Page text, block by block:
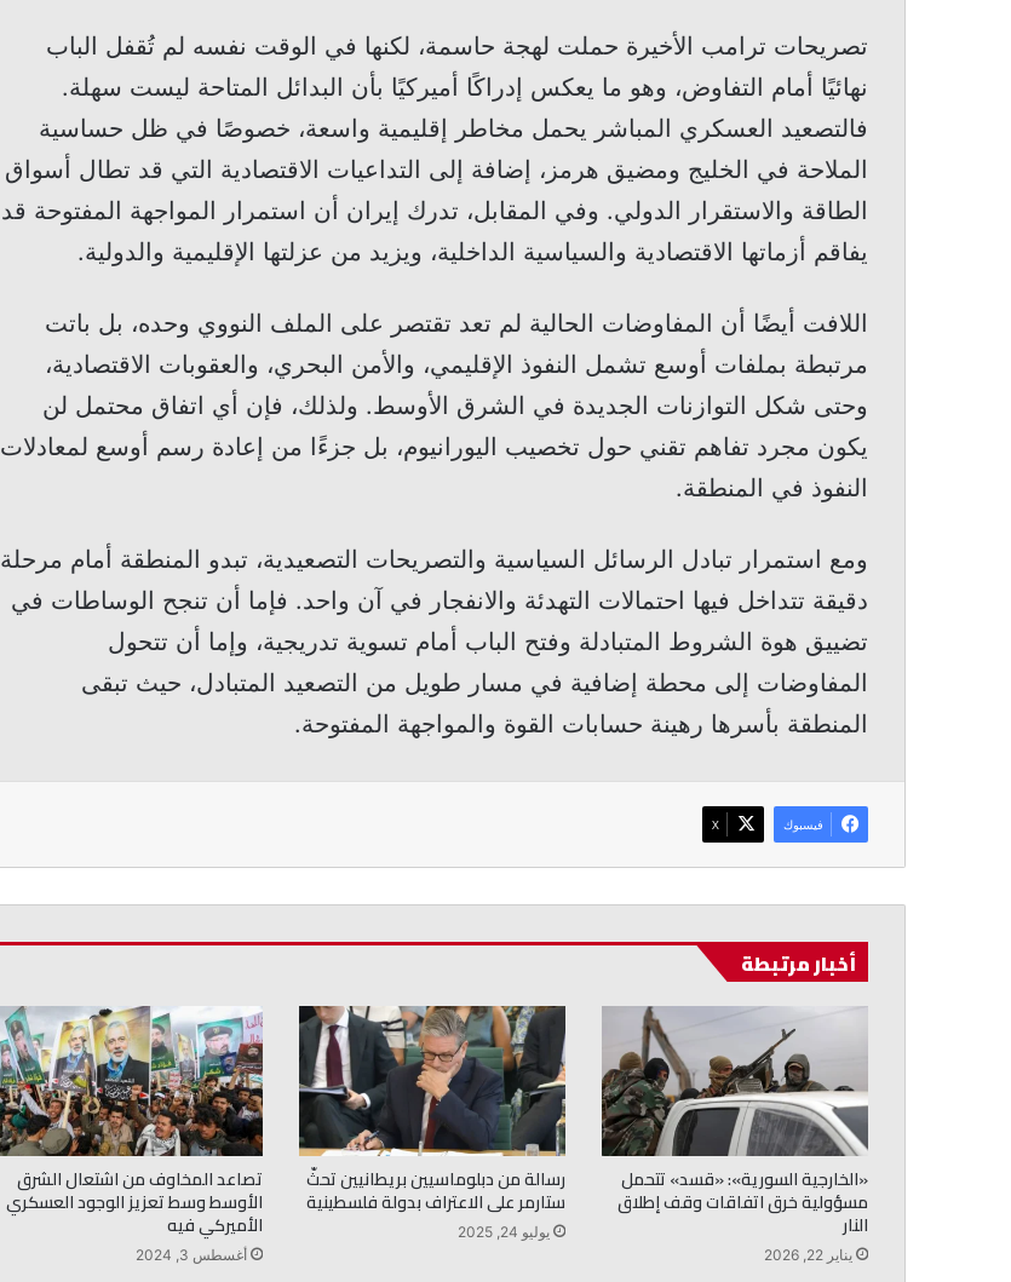
تصريحات ترامب الأخيرة حملت لهجة حاسمة، لكنها في الوقت نفسه لم تُقفل الباب
نهائيًا أمام التفاوض، وهو ما يعكس إدراكًا أميركيًا بأن البدائل المتاحة ليست سهلة.
فالتصعيد العسكري المباشر يحمل مخاطر إقليمية واسعة، خصوصًا في ظل حساسية
الملاحة في الخليج ومضيق هرمز، إضافة إلى التداعيات الاقتصادية التي قد تطال أسواق
الطاقة والاستقرار الدولي. وفي المقابل، تدرك إيران أن استمرار المواجهة المفتوحة قد
يفاقم أزماتها الاقتصادية والسياسية الداخلية، ويزيد من عزلتها الإقليمية والدولية.
اللافت أيضًا أن المفاوضات الحالية لم تعد تقتصر على الملف النووي وحده، بل باتت
مرتبطة بملفات أوسع تشمل النفوذ الإقليمي، والأمن البحري، والعقوبات الاقتصادية،
وحتى شكل التوازنات الجديدة في الشرق الأوسط. ولذلك، فإن أي اتفاق محتمل لن
يكون مجرد تفاهم تقني حول تخصيب اليورانيوم، بل جزءًا من إعادة رسم أوسع لمعادلات
النفوذ في المنطقة.
ومع استمرار تبادل الرسائل السياسية والتصريحات التصعيدية، تبدو المنطقة أمام مرحلة
دقيقة تتداخل فيها احتمالات التهدئة والانفجار في آن واحد. فإما أن تنجح الوساطات في
تضييق هوة الشروط المتبادلة وفتح الباب أمام تسوية تدريجية، وإما أن تتحول
المفاوضات إلى محطة إضافية في مسار طويل من التصعيد المتبادل، حيث تبقى
المنطقة بأسرها رهينة حسابات القوة والمواجهة المفتوحة.
فيسبوك ‫X
أخبار مرتبطة
«الخارجية السورية»: «قسد» تتحمل
مسؤولية خرق اتفاقات وقف إطلاق
النار
يناير 22, 2026
رسالة من دبلوماسيين بريطانيين تحثّ
ستارمر على الاعتراف بدولة فلسطينية
يوليو 24, 2025
تصاعد المخاوف من اشتعال الشرق
الأوسط وسط تعزيز الوجود العسكري
الأميركي فيه
أغسطس 3, 2024